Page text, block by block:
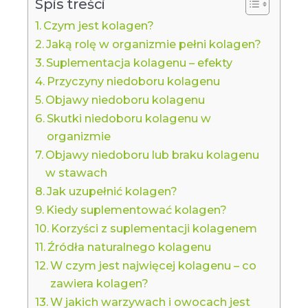
Spis treści
Czym jest kolagen?
Jaką rolę w organizmie pełni kolagen?
Suplementacja kolagenu – efekty
Przyczyny niedoboru kolagenu
Objawy niedoboru kolagenu
Skutki niedoboru kolagenu w
organizmie
Objawy niedoboru lub braku kolagenu
w stawach
Jak uzupełnić kolagen?
Kiedy suplementować kolagen?
Korzyści z suplementacji kolagenem
Źródła naturalnego kolagenu
W czym jest najwięcej kolagenu – co
zawiera kolagen?
W jakich warzywach i owocach jest